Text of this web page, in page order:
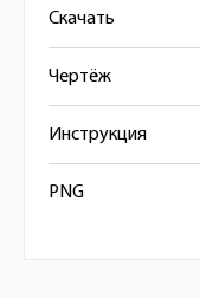
Скачать
Чертёж
Инструкция
PNG